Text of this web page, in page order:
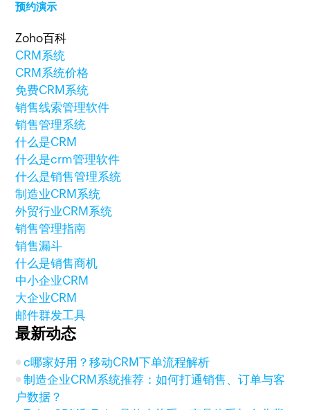
预约演示
Zoho百科
CRM系统
CRM系统价格
免费CRM系统
销售线索管理软件
销售管理系统
什么是CRM
什么是crm管理软件
什么是销售管理系统
制造业CRM系统
外贸行业CRM系统
销售管理指南
销售漏斗
什么是销售商机
中小企业CRM
大企业CRM
邮件群发工具
最新动态
c哪家好用？移动CRM下单流程解析
制造企业CRM系统推荐：如何打通销售、订单与客
户数据？